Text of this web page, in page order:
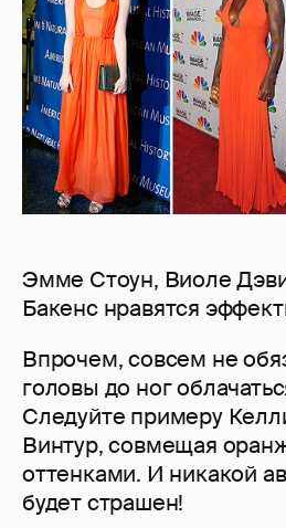
Эмме Стоун, Виоле
Бакенс нравятся
Впрочем, совсем не
головы до ног
Следуйте примеру
Винтур, совмещая
оттенками. И никакой
будет страшен!